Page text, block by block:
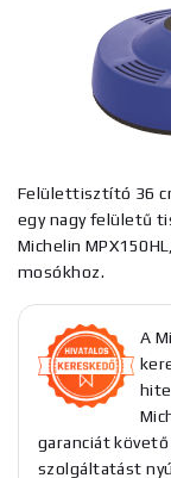
Felülettisztító 36
egy nagy felületű
Michelin
mosókhoz.
A
garanciát
szolgáltatást